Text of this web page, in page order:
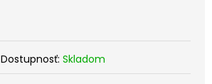
Dostupnosť: Skladom